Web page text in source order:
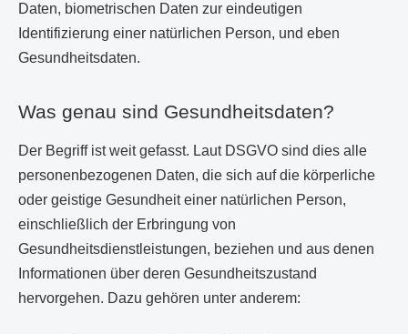
Daten, biometrischen Daten zur eindeutigen
Identifizierung einer natürlichen Person, und eben
Gesundheitsdaten.
Was genau sind Gesundheitsdaten?
Der Begriff ist weit gefasst. Laut DSGVO sind dies alle
personenbezogenen Daten, die sich auf die körperliche
oder geistige Gesundheit einer natürlichen Person,
einschließlich der Erbringung von
Gesundheitsdienstleistungen, beziehen und aus denen
Informationen über deren Gesundheitszustand
hervorgehen. Dazu gehören unter anderem: